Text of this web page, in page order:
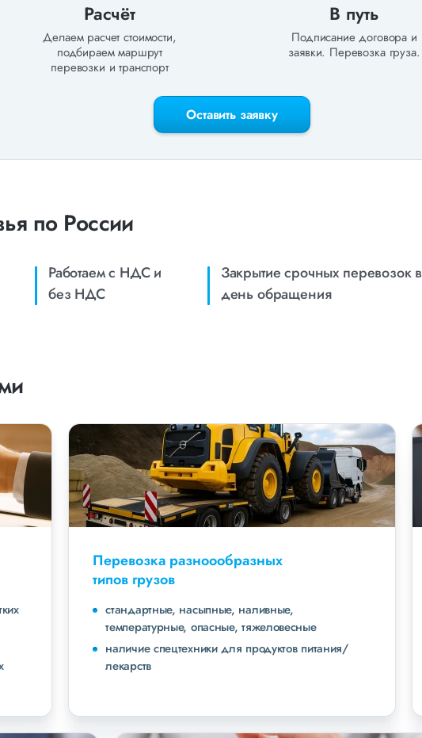
Расчёт
Делаем расчет стоимости,
подбираем маршрут
перевозки и транспорт
В путь
Подписание договора и
заявки. Перевозка груза.
Оставить заявку
по России
Работаем с НДС и
без НДС
Закрытие срочных перевозок в
день обращения
Перевозка разноообразных
типов грузов
стандартные, насыпные, наливные,
температурные, опасные, тяжеловесные
наличие спецтехники для продуктов питания/
лекарств